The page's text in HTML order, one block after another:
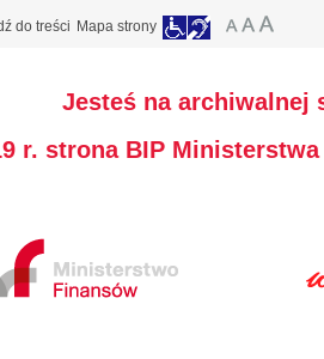
do treści Mapa strony
Jesteś na archiwalnej
r. strona BIP